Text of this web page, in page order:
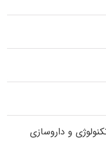
و داروسازی